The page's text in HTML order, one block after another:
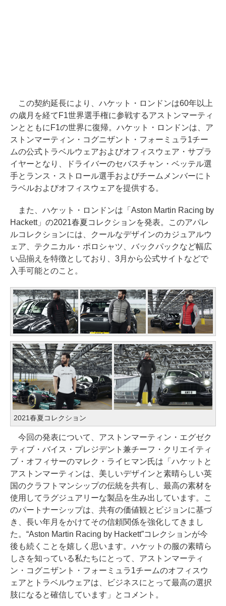
この契約延長により、ハケット・ロンドンは60年以上
の歳月を経てF1世界選手権に参戦するアストンマーティ
ンとともにF1の世界に復帰。ハケット・ロンドンは、ア
ストンマーティン・コグニザント・フォーミュラ1チー
ムの公式トラベルウェアおよびオフィスウェア・サプラ
イヤーとなり、ドライバーのセバスチャン・ベッテル選
手とランス・ストロール選手およびチームメンバーにト
ラベルおよびオフィスウェアを提供する。
また、ハケット・ロンドンは「Aston Martin Racing by
Hackett」の2021春夏コレクションを発表。このアパレ
ルコレクションには、クールなデザインのカジュアルウ
ェア、テクニカル・ポロシャツ、バックパックなど幅広
い品揃えを特徴としており、3月から公式サイトなどで
入手可能とのこと。
2021春夏コレクション
今回の発表について、アストンマーティン・エグゼク
ティブ・バイス・プレジデント兼チーフ・クリエイティ
ブ・オフィサーのマレク・ライヒマン氏は「ハケットと
アストンマーティンは、美しいデザインと素晴らしい英
国のクラフトマンシップの伝統を共有し、最高の素材を
使用してラグジュアリーな製品を生み出しています。こ
のパートナーシップは、共有の価値観とビジョンに基づ
き、長い年月をかけてその信頼関係を強化してきまし
た。“Aston Martin Racing by Hackett”コレクションが今
後も続くことを嬉しく思います。ハケットの服の素晴ら
しさを知っている私たちにとって、アストンマーティ
ン・コグニザント・フォーミュラ1チームのオフィスウ
ェアとトラベルウェアは、ビジネスにとって最高の選択
肢になると確信しています」とコメント。